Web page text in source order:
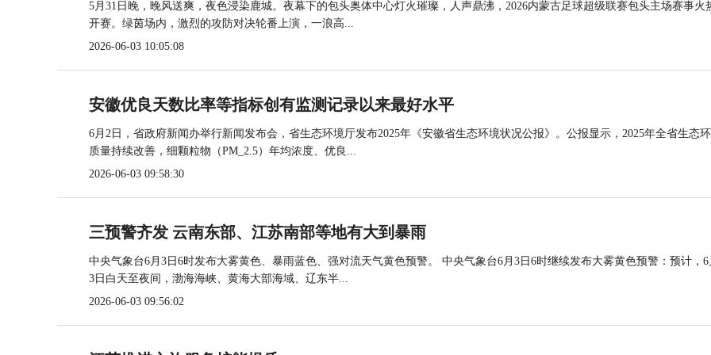
5月31日晚，晚风送爽，夜色浸染鹿城。夜幕下的包头奥体中心灯火璀璨，人声鼎沸，2026内蒙古足球超级联赛包头主场赛事火
开赛。绿茵场内，激烈的攻防对决轮番上演，一浪高...
2026-06-03 10:05:08
安徽优良天数比率等指标创有监测记录以来最好水平
6月2日，省政府新闻办举行新闻发布会，省生态环境厅发布2025年《安徽省生态环境状况公报》。公报显示，2025年全省生态
质量持续改善，细颗粒物（PM_2.5）年均浓度、优良...
2026-06-03 09:58:30
三预警齐发 云南东部、江苏南部等地有大到暴雨
中央气象台6月3日6时发布大雾黄色、暴雨蓝色、强对流天气黄色预警。 中央气象台6月3日6时继续发布大雾黄色预警：预计，6
3日白天至夜间，渤海海峡、黄海大部海域、辽东半...
2026-06-03 09:56:02